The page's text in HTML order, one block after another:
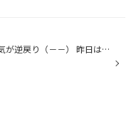
今日の函館は天気が逆戻り（－－） 昨日は久々に太陽が出てくれたのに！ 気象庁のホームページを見たら前５日間の日照時間の合計が１０．４時間！ しかも全部昨日！ その前の４日間はゼロ（。。；） 世の中のお母様方は洗濯が乾かなくて大変そう。。。 夜に関してだけ言うと寝やすくていいんですけ...